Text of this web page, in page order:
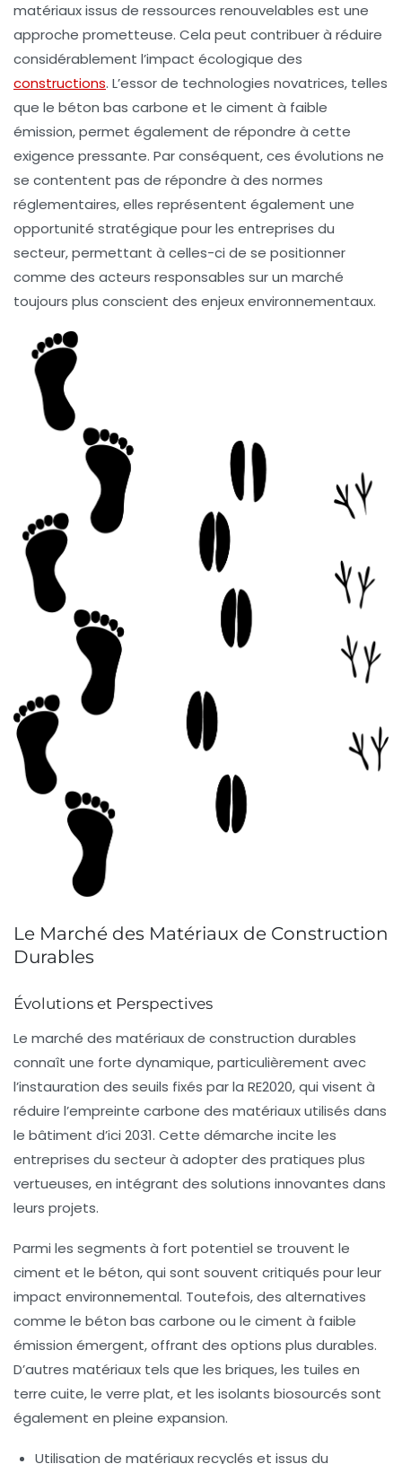
matériaux issus de ressources renouvelables est une
approche prometteuse. Cela peut contribuer à réduire
considérablement l’impact écologique des
constructions. L’essor de technologies novatrices, telles
que le béton bas carbone et le ciment à faible
émission, permet également de répondre à cette
exigence pressante. Par conséquent, ces évolutions ne
se contentent pas de répondre à des normes
réglementaires, elles représentent également une
opportunité stratégique pour les entreprises du
secteur, permettant à celles-ci de se positionner
comme des acteurs responsables sur un marché
toujours plus conscient des enjeux environnementaux.
Le Marché des Matériaux de Construction
Durables
Évolutions et Perspectives
Le marché des matériaux de construction durables
connaît une forte dynamique, particulièrement avec
l’instauration des seuils fixés par la RE2020, qui visent à
réduire l’empreinte carbone des matériaux utilisés dans
le bâtiment d’ici 2031. Cette démarche incite les
entreprises du secteur à adopter des pratiques plus
vertueuses, en intégrant des solutions innovantes dans
leurs projets.
Parmi les segments à fort potentiel se trouvent le
ciment et le béton, qui sont souvent critiqués pour leur
impact environnemental. Toutefois, des alternatives
comme le béton bas carbone ou le ciment à faible
émission émergent, offrant des options plus durables.
D’autres matériaux tels que les briques, les tuiles en
terre cuite, le verre plat, et les isolants biosourcés sont
également en pleine expansion.
Utilisation de matériaux recyclés et issus du